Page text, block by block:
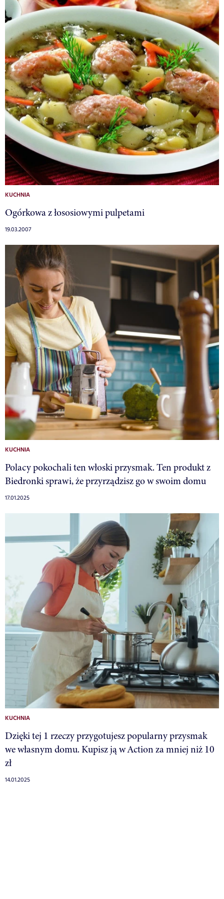
KUCHNIA
Ogórkowa z łososiowymi pulpetami
19.03.2007
KUCHNIA
Polacy pokochali ten włoski przysmak. Ten produkt z
Biedronki sprawi, że przyrządzisz go w swoim domu
17.01.2025
KUCHNIA
Dzięki tej 1 rzeczy przygotujesz popularny przysmak
we własnym domu. Kupisz ją w Action za mniej niż 10
zł
14.01.2025